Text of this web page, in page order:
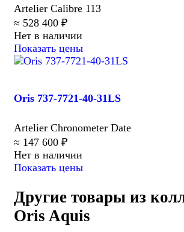
Artelier Calibre 113
≈ 528 400 ₽
Нет в наличии
Показать цены
Oris 737-7721-40-31LS
Artelier Chronometer Date
≈ 147 600 ₽
Нет в наличии
Показать цены
Другие товары из
Oris Aquis